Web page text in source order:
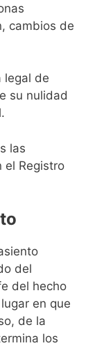
cambios de
legal de
su nulidad
las
el Registro
del
del hecho
en que
de la
los